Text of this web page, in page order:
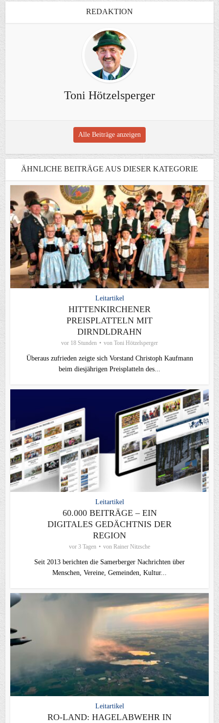
REDAKTION
Toni Hötzelsperger
Alle Beiträge anzeigen
ÄHNLICHE BEITRÄGE AUS DIESER KATEGORIE
Leitartikel
HITTENKIRCHENER
PREISPLATTELN MIT
DIRNDLDRAHN
vor 18 Stunden von Toni Hötzelsperger
Überaus zufrieden zeigte sich Vorstand Christoph Kaufmann
beim diesjährigen Preisplatteln des...
Leitartikel
60.000 BEITRÄGE – EIN
DIGITALES GEDÄCHTNIS DER
REGION
vor 3 Tagen von Rainer Nitzsche
Seit 2013 berichten die Samerberger Nachrichten über
Menschen, Vereine, Gemeinden, Kultur...
Leitartikel
RO-LAND: HAGELABWEHR IN